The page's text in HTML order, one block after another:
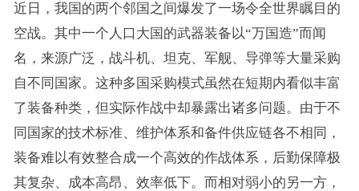
近日，我国的两个邻国之间爆发了一场令全世界瞩目的
空战。其中一个人口大国的武器装备以“万国造”而闻
名，来源广泛，战斗机、坦克、军舰、导弹等大量采购
自不同国家。这种多国采购模式虽然在短期内看似丰富
了装备种类，但实际作战中却暴露出诸多问题。由于不
同国家的技术标准、维护体系和备件供应链各不相同，
装备难以有效整合成一个高效的作战体系，后勤保障极
其复杂、成本高昂、效率低下。而相对弱小的另一方，